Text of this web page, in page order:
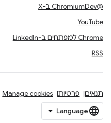
@ChromiumDev ב-X
YouTube
Chrome למפתחים ב-LinkedIn
RSS
תנאים פרטיות Manage cookies